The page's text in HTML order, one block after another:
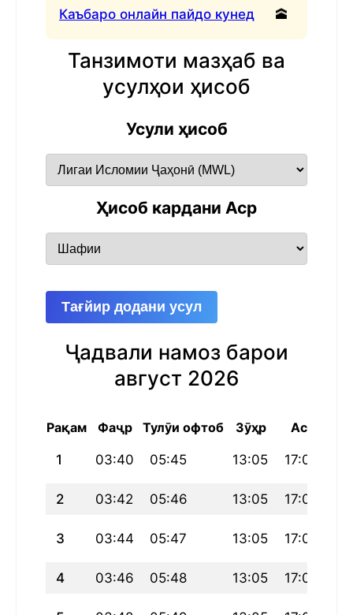
Каъбаро онлайн пайдо кунед
🕋
Танзимоти мазҳаб ва
усулҳои ҳисоб
Усули ҳисоб
Ҳисоб кардани Аср
Тағйир додани усул
Ҷадвали намоз барои
август 2026
Рақам Фаҷр Тулӯи офтоб Зӯҳр Аср
1 03:40 05:45 13:05 17:05
2 03:42 05:46 13:05 17:05
3 03:44 05:47 13:05 17:04
4 03:46 05:48 13:05 17:04